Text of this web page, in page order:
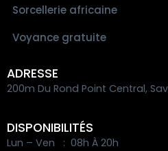
Sorcellerie africaine
Voyance gratuite
ADRESSE
200m Du Rond Point Central,
DISPONIBILITÉS
Lun – Ven : 08h À 20h